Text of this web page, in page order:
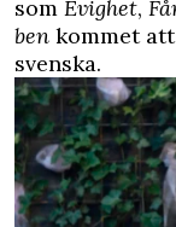
som Evighet,
ben kommet
svenska.